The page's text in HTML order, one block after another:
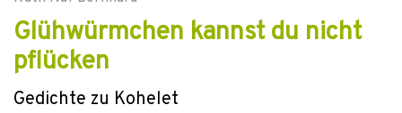
Glühwürmchen kannst du nicht
pflücken
Gedichte zu Kohelet